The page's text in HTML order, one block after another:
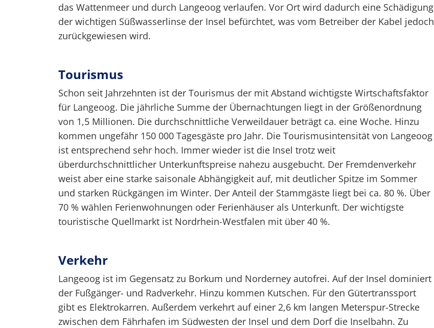
das Wattenmeer und durch Langeoog verlaufen. Vor Ort wird dadurch eine Schädigung
der wichtigen Süßwasserlinse der Insel befürchtet, was vom Betreiber der Kabel jedoch
zurückgewiesen wird.
Tourismus
Schon seit Jahrzehnten ist der Tourismus der mit Abstand wichtigste Wirtschaftsfaktor
für Langeoog. Die jährliche Summe der Übernachtungen liegt in der Größenordnung
von 1,5 Millionen. Die durchschnittliche Verweildauer beträgt ca. eine Woche. Hinzu
kommen ungefähr 150 000 Tagesgäste pro Jahr. Die Tourismusintensität von Langeoog
ist entsprechend sehr hoch. Immer wieder ist die Insel trotz weit
überdurchschnittlicher Unterkunftspreise nahezu ausgebucht. Der Fremdenverkehr
weist aber eine starke saisonale Abhängigkeit auf, mit deutlicher Spitze im Sommer
und starken Rückgängen im Winter. Der Anteil der Stammgäste liegt bei ca. 80 %. Über
70 % wählen Ferienwohnungen oder Ferienhäuser als Unterkunft. Der wichtigste
touristische Quellmarkt ist Nordrhein-Westfalen mit über 40 %.
Verkehr
Langeoog ist im Gegensatz zu Borkum und Norderney autofrei. Auf der Insel dominiert
der Fußgänger- und Radverkehr. Hinzu kommen Kutschen. Für den Gütertranssport
gibt es Elektrokarren. Außerdem verkehrt auf einer 2,6 km langen Meterspur-Strecke
zwischen dem Fährhafen im Südwesten der Insel und dem Dorf die Inselbahn. Zu